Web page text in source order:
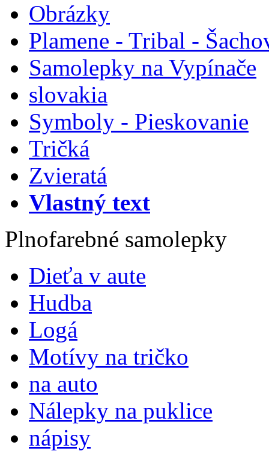
Obrázky
Plamene - Tribal -
Samolepky na Vypínače
slovakia
Symboly - Pieskovanie
Tričká
Zvieratá
Vlastný text
Plnofarebné samolepky
Dieťa v aute
Hudba
Logá
Motívy na tričko
na auto
Nálepky na puklice
nápisy